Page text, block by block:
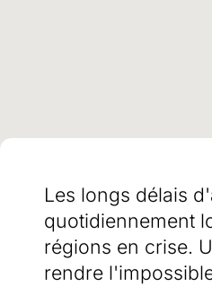
Les longs délais
quotidiennement
régions en crise.
rendre